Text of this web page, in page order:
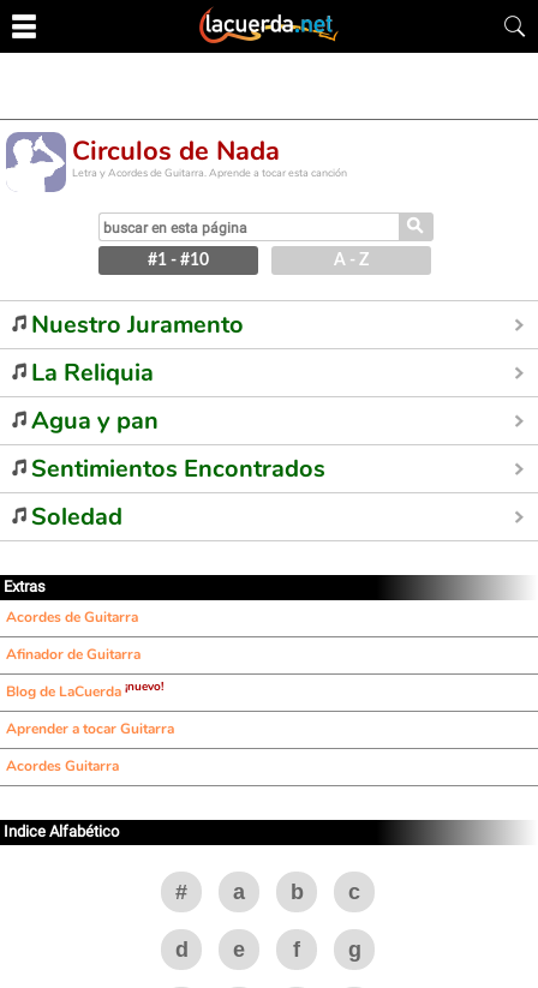
Circulos de Nada
Letra y Acordes de Guitarra. Aprende a tocar esta canción
⚲
#1 - #10 A - Z
Nuestro Juramento
La Reliquia
Agua y pan
Sentimientos Encontrados
Soledad
Extras
Acordes de Guitarra
Afinador de Guitarra
Blog de LaCuerda ¡nuevo!
Aprender a tocar Guitarra
Acordes Guitarra
Indice Alfabético
# a b c
d e f g